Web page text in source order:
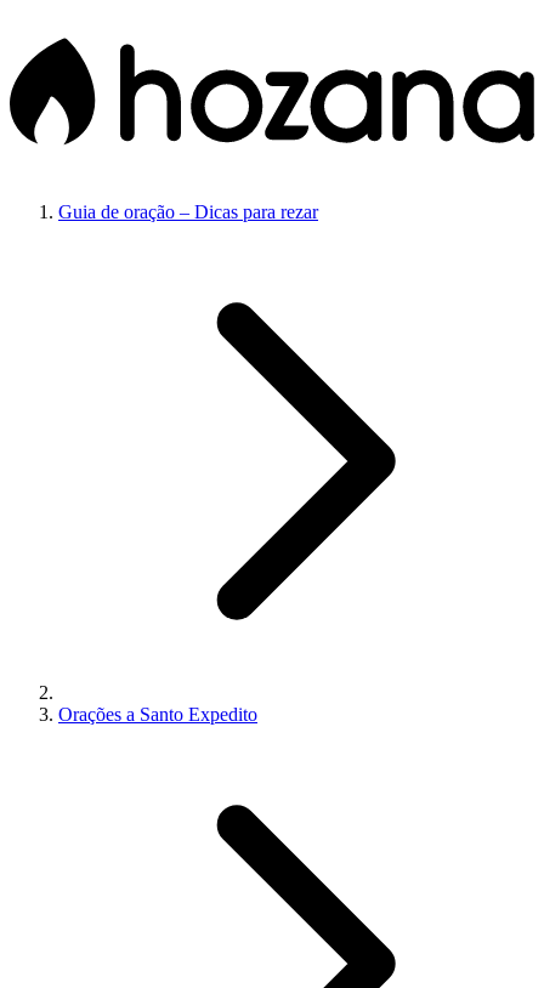
Guia de oração – Dicas para rezar
Orações a Santo Expedito